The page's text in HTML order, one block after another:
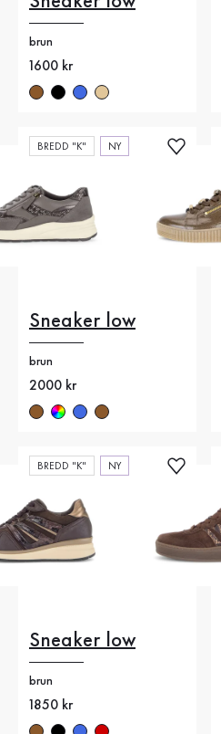
brun
Nytt pris
1600 kr
BREDD "K" NY
Sneaker low
brun
Nytt pris
2000 kr
BREDD "K" NY
Sneaker low
brun
Nytt pris
1850 kr